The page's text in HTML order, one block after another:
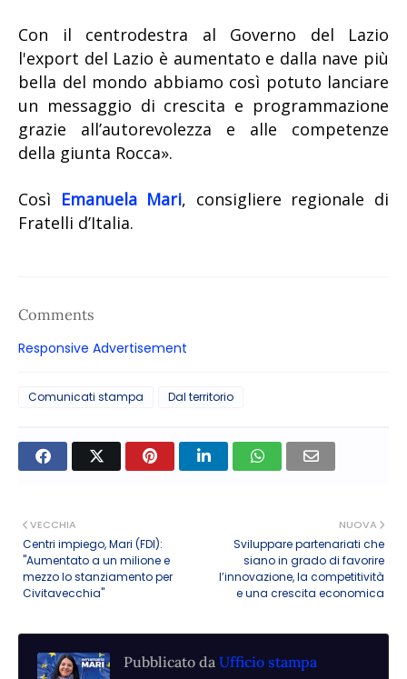
Con il centrodestra al Governo del Lazio
l'export del Lazio è aumentato e dalla nave più
bella del mondo abbiamo così potuto lanciare
un messaggio di crescita e programmazione
grazie all’autorevolezza e alle competenze
della giunta Rocca».
Così Emanuela Mari, consigliere regionale di
Fratelli d’Italia.
Comments
Responsive Advertisement
Comunicati stampa Dal territorio
NUOVA
Sviluppare partenariati che
siano in grado di favorire
l’innovazione, la competitività
e una crescita economica
VECCHIA
Centri impiego, Mari (FDI):
"Aumentato a un milione e
mezzo lo stanziamento per
Civitavecchia"
Pubblicato da Ufficio stampa